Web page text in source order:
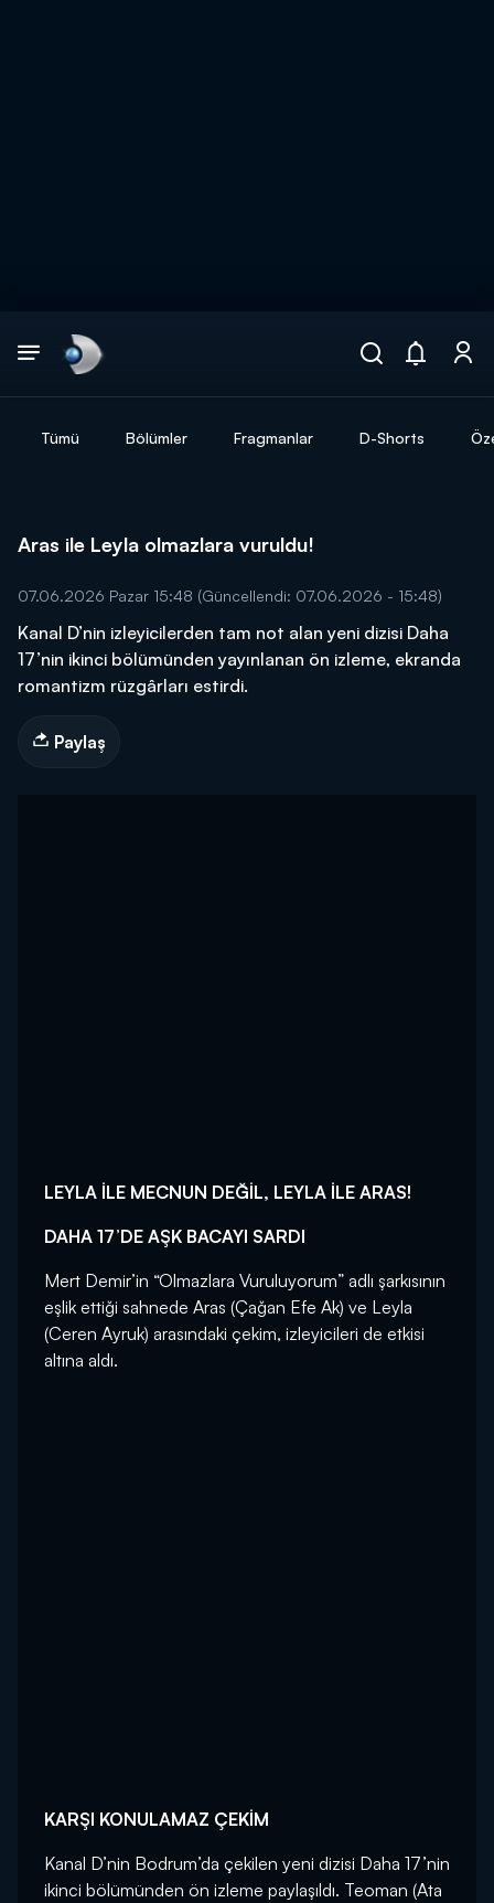
Tümü Bölümler Fragmanlar D-Shorts
Aras ile Leyla olmazlara vuruldu!
07.06.2026 Pazar 15:48 (Güncellendi: 07.06.2026 - 15:48)
Kanal D’nin izleyicilerden tam not alan yeni dizisi Daha
17’nin ikinci bölümünden yayınlanan ön izleme, ekranda
romantizm rüzgârları estirdi.
Paylaş
LEYLA İLE MECNUN DEĞİL, LEYLA İLE ARAS!
DAHA 17’DE AŞK BACAYI SARDI
Mert Demir’in “Olmazlara Vuruluyorum” adlı şarkısının
eşlik ettiği sahnede Aras (Çağan Efe Ak) ve Leyla
(Ceren Ayruk) arasındaki çekim, izleyicileri de etkisi
altına aldı.
KARŞI KONULAMAZ ÇEKİM
Kanal D’nin Bodrum’da çekilen yeni dizisi Daha 17’nin
ikinci bölümünden ön izleme paylaşıldı. Teoman (Ata